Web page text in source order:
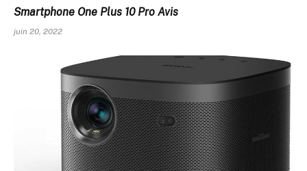
Smartphone One Plus 10 Pro Avis
juin 20, 2022